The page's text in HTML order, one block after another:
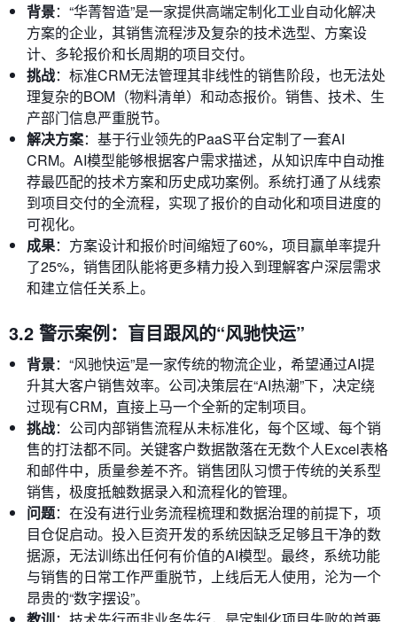
背景：“华菁智造”是一家提供高端定制化工业自动化解决
方案的企业，其销售流程涉及复杂的技术选型、方案设
计、多轮报价和长周期的项目交付。
挑战：标准CRM无法管理其非线性的销售阶段，也无法处
理复杂的BOM（物料清单）和动态报价。销售、技术、生
产部门信息严重脱节。
解决方案：基于行业领先的PaaS平台定制了一套AI
CRM。AI模型能够根据客户需求描述，从知识库中自动推
荐最匹配的技术方案和历史成功案例。系统打通了从线索
到项目交付的全流程，实现了报价的自动化和项目进度的
可视化。
成果：方案设计和报价时间缩短了60%，项目赢单率提升
了25%，销售团队能将更多精力投入到理解客户深层需求
和建立信任关系上。
3.2 警示案例：盲目跟风的“风驰快运”
背景：“风驰快运”是一家传统的物流企业，希望通过AI提
升其大客户销售效率。公司决策层在“AI热潮”下，决定绕
过现有CRM，直接上马一个全新的定制项目。
挑战：公司内部销售流程从未标准化，每个区域、每个销
售的打法都不同。关键客户数据散落在无数个人Excel表格
和邮件中，质量参差不齐。销售团队习惯于传统的关系型
销售，极度抵触数据录入和流程化的管理。
问题：在没有进行业务流程梳理和数据治理的前提下，项
目仓促启动。投入巨资开发的系统因缺乏足够且干净的数
据源，无法训练出任何有价值的AI模型。最终，系统功能
与销售的日常工作严重脱节，上线后无人使用，沦为一个
昂贵的“数字摆设”。